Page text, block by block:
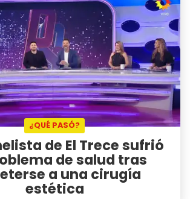
¿QUÉ PASÓ?
de El Trece sufrió
de salud tras
a una cirugía
estética